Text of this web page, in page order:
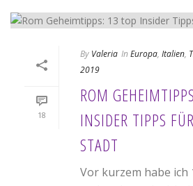
18
By Valeria In Europa, Italien,
2019
ROM
INSIDER TIPPS
STADT
Vor kurzem habe ich